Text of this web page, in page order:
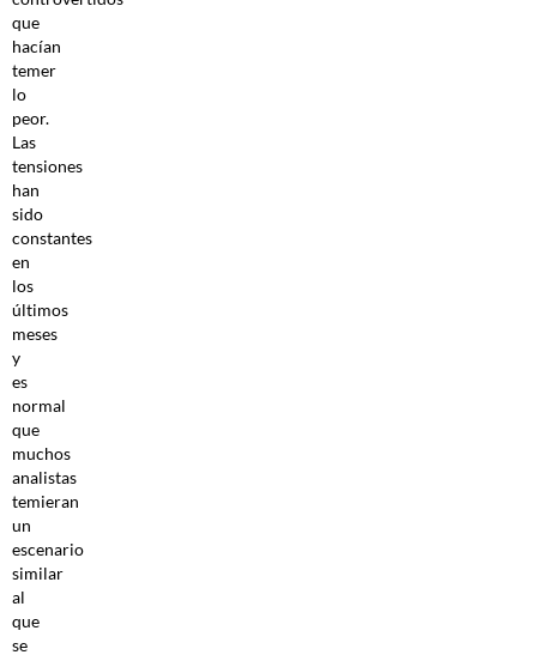
que
hacían
temer
lo
peor.
Las
tensiones
han
sido
constantes
en
los
últimos
meses
y
es
normal
que
muchos
analistas
temieran
un
escenario
similar
al
que
se